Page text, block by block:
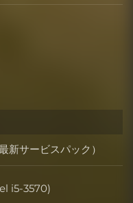
サービスパック）
i5-3570)